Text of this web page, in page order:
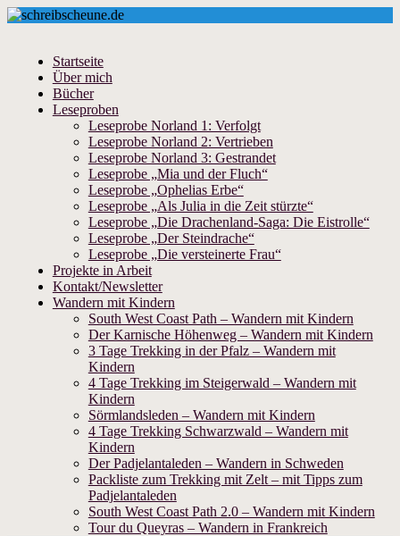
Startseite
Über mich
Bücher
Leseproben
Leseprobe Norland 1: Verfolgt
Leseprobe Norland 2: Vertrieben
Leseprobe Norland 3: Gestrandet
Leseprobe „Mia und der Fluch“
Leseprobe „Ophelias Erbe“
Leseprobe „Als Julia in die Zeit stürzte“
Leseprobe „Die Drachenland-Saga: Die Eistrolle“
Leseprobe „Der Steindrache“
Leseprobe „Die versteinerte Frau“
Projekte in Arbeit
Kontakt/Newsletter
Wandern mit Kindern
South West Coast Path – Wandern mit Kindern
Der Karnische Höhenweg – Wandern mit Kindern
3 Tage Trekking in der Pfalz – Wandern mit
Kindern
4 Tage Trekking im Steigerwald – Wandern mit
Kindern
Sörmlandsleden – Wandern mit Kindern
4 Tage Trekking Schwarzwald – Wandern mit
Kindern
Der Padjelantaleden – Wandern in Schweden
Packliste zum Trekking mit Zelt – mit Tipps zum
Padjelantaleden
South West Coast Path 2.0 – Wandern mit Kindern
Tour du Queyras – Wandern in Frankreich